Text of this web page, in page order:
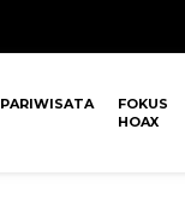
PARIWISATA
FOKUS
HOAX